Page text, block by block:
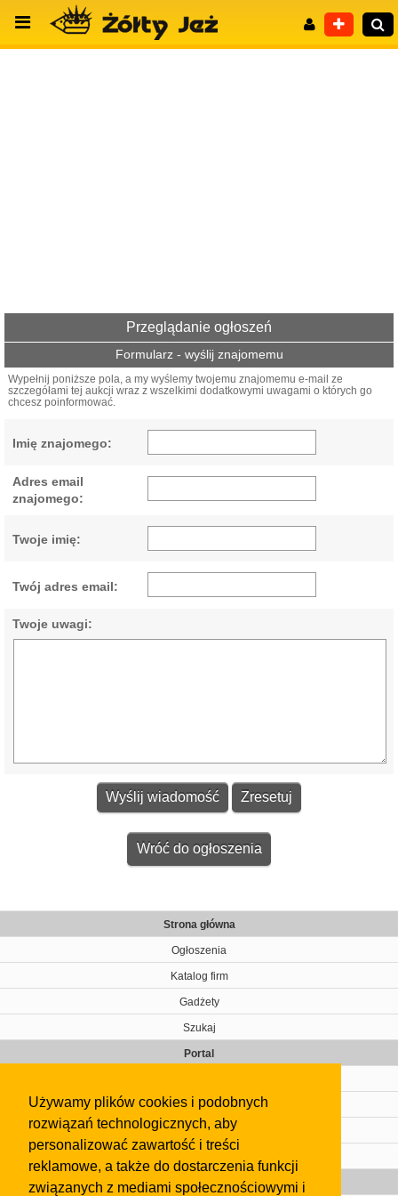
Używamy plików cookies i podobnych
rozwiązań technologicznych, aby
personalizować zawartość i treści
reklamowe, a także do dostarczenia funkcji
związanych z mediami społecznościowymi i
Przeglądanie ogłoszeń
Formularz - wyślij znajomemu
Wypełnij poniższe pola, a my wyślemy twojemu znajomemu e-mail ze
szczegółami tej aukcji wraz z wszelkimi dodatkowymi uwagami o których go
chcesz poinformować.
Imię znajomego:
Adres email
znajomego:
Twoje imię:
Twój adres email:
Twoje uwagi:
Wróć do ogłoszenia
Strona główna
Ogłoszenia
Katalog firm
Gadżety
Szukaj
Portal
Kontakt
Regulamin
Gazeta